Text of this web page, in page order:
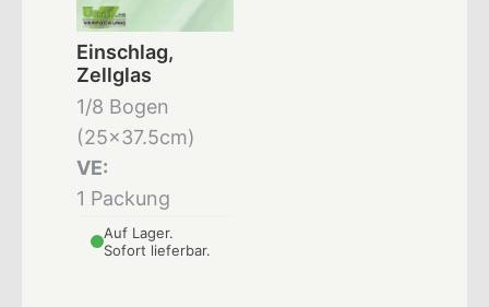
Einschlag,
Zellglas
1/8 Bogen
(25x37.5cm)
VE:
1 Packung
Auf Lager.
Sofort lieferbar.